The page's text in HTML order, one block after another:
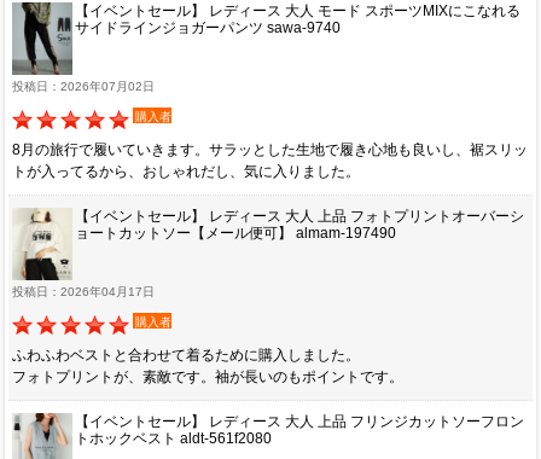
【イベントセール】 レディース 大人 モード スポーツMIXにこなれる
サイドラインジョガーパンツ sawa-9740
投稿日：2026年07月02日
購入者
8月の旅行で履いていきます。サラッとした生地で履き心地も良いし、裾スリッ
トが入ってるから、おしゃれだし、気に入りました。
【イベントセール】 レディース 大人 上品 フォトプリントオーバーシ
ョートカットソー【メール便可】 almam-197490
投稿日：2026年04月17日
購入者
ふわふわベストと合わせて着るために購入しました。
フォトプリントが、素敵です。袖が長いのもポイントです。
【イベントセール】 レディース 大人 上品 フリンジカットソーフロン
トホックベスト aldt-561f2080